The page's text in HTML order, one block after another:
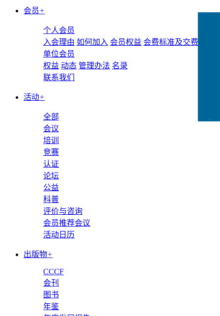
会员+
个人会员
入会理由 如何加入 会员权益 会费标准及交费方式
单位会员
权益 动态 管理办法 名录
联系我们
活动+
全部
会议
培训
竞赛
认证
论坛
公益
科普
评价与咨询
会员推荐会议
活动日历
出版物+
CCCF
会刊
图书
年鉴